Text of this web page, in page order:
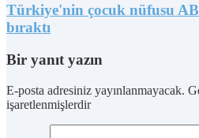
Türkiye'nin çocuk nüfusu
bıraktı
Bir yanıt yazın
E-posta adresiniz yayınlanmayacak.
işaretlenmişlerdir